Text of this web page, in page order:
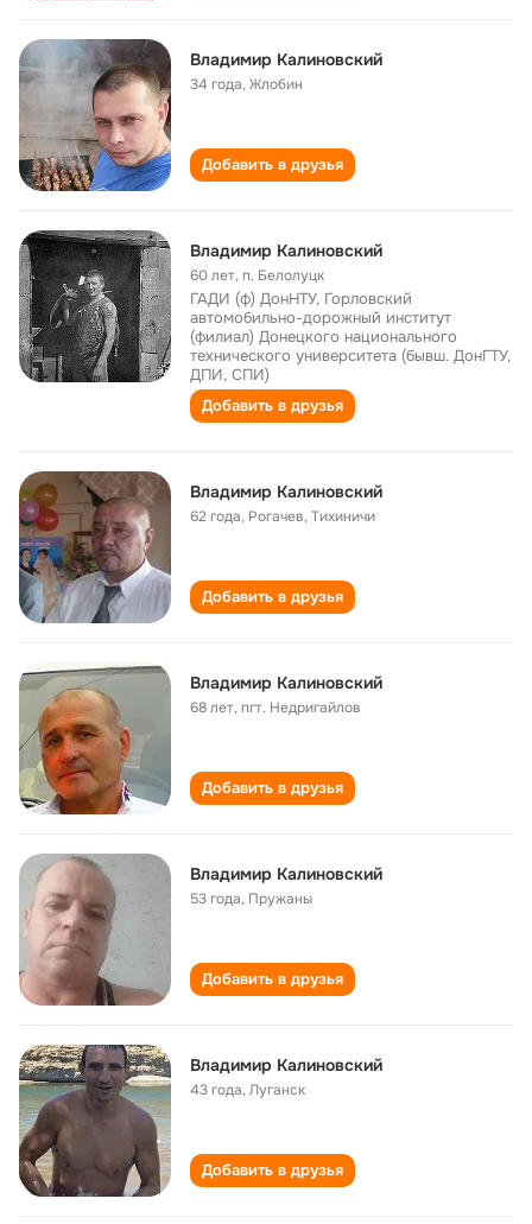
Владимир Калиновский
34 года,Жлобин
Добавить в друзья
Владимир Калиновский
60 лет,п. Белолуцк
ГАДИ (ф) ДонНТУ, Горловский
автомобильно-дорожный институт
(филиал) Донецкого национального
технического университета (бывш. ДонГТУ,
ДПИ, СПИ)
Добавить в друзья
Владимир Калиновский
62 года, Рогачев, Тихиничи
Добавить в друзья
Владимир Калиновский
68 лет,пгт. Недригайлов
Добавить в друзья
Владимир Калиновский
53 года, Пружаны
Добавить в друзья
Владимир Калиновский
43 года,Луганск
Добавить в друзья